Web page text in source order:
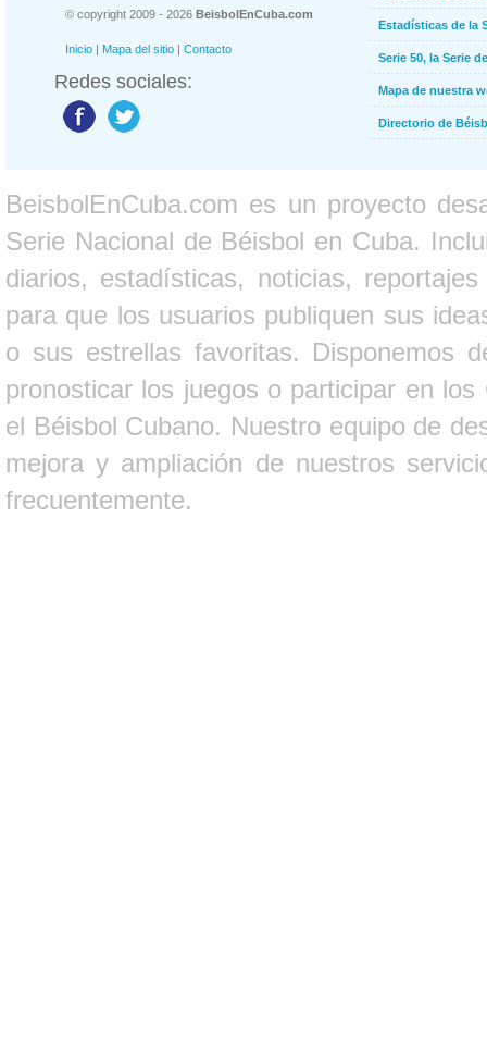
© copyright 2009 - 2026 BeisbolEnCuba.com
Inicio | Mapa del sitio | Contacto
Redes sociales:
Estadísticas de la
Serie 50, la Serie
Mapa de nuestra
Directorio de
BeisbolEnCuba.com es un proyecto
Serie Nacional de Béisbol en Cuba.
diarios, estadísticas, noticias,
para que los usuarios publiquen sus
o sus estrellas favoritas. Disponemos
pronosticar los juegos o participar en
el Béisbol Cubano. Nuestro equipo de
mejora y ampliación de nuestros
frecuentemente.